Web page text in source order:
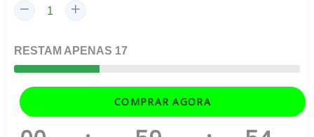
RESTAM APENAS 17
COMPRAR AGORA